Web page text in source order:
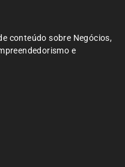
conteúdo sobre Negócios,
e